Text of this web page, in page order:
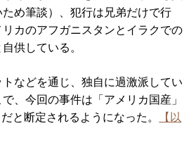
め筆談）、犯行は兄弟だけで行
カのアフガニスタンとイラクでの
供している。
などを通じ、独自に過激派してい
、今回の事件は「アメリカ国産」
だと断定されるようになった。
【以